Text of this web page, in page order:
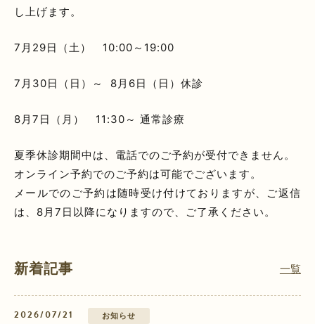
し上げます。
7月29日（土） 10:00～19:00
7月30日（日）～ 8月6日（日）休診
8月7日（月） 11:30～ 通常診療
夏季休診期間中は、電話でのご予約が受付できません。
オンライン予約でのご予約は可能でございます。
メールでのご予約は随時受け付けておりますが、ご返信
は、8月7日以降になりますので、ご了承ください。
新着記事 一覧
2026/07/21 お知らせ